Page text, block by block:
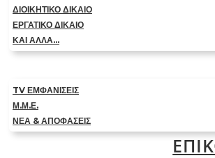
ΔΙΟΙΚΗΤΙΚΟ ΔΙΚΑΙΟ
ΕΡΓΑΤΙΚΟ ΔΙΚΑΙΟ
ΚΑΙ ΑΛΛΑ…
TV ΕΜΦΑΝΙΣΕΙΣ
Μ.Μ.Ε.
ΝΕΑ & ΑΠΟΦΑΣΕΙΣ